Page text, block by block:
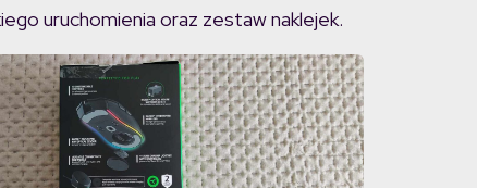
uruchomienia oraz zestaw naklejek.